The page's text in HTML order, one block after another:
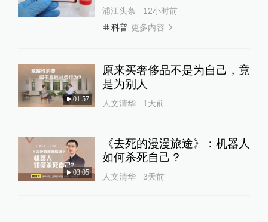
浦江头条
12小时前
科普 更多内容
01:57
原来买奢侈品不是为自己，竟
是为别人
人文清华 1天前
03:05
《去死的漫漫旅途》：机器人
如何杀死自己？
人文清华 3天前